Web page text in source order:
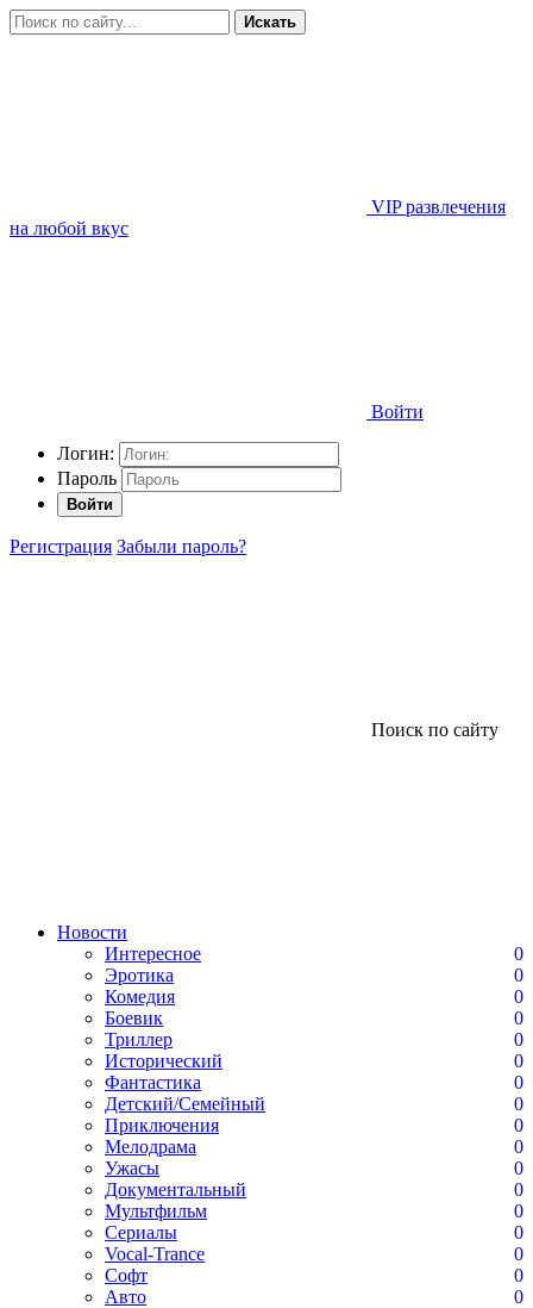
Искать
VIP развлечения
на любой вкус
Войти
Логин:
Пароль
Войти
Регистрация Забыли пароль?
Поиск по сайту
Новости
Интересное
0
Эротика
0
Комедия
0
Боевик
0
Триллер
0
Исторический
0
Фантастика
0
Детский/Семейный
0
Приключения
0
Мелодрама
0
Ужасы
0
Документальный
0
Мультфильм
0
Сериалы
0
Vocal-Trance
0
Софт
0
Авто
0